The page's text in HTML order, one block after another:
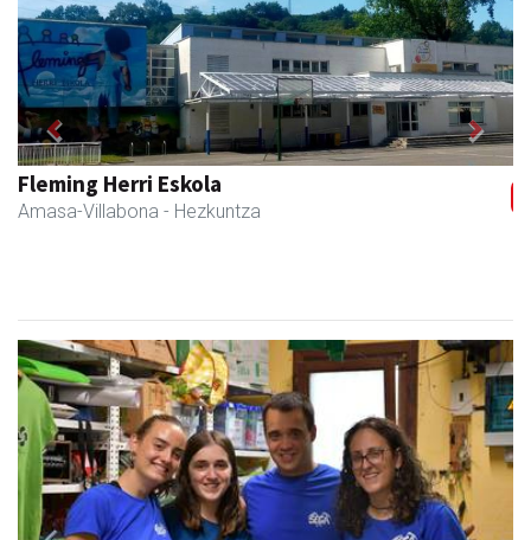
Fleming Herri Eskola
Amasa-Villabona - Hezkuntza
Previous Next